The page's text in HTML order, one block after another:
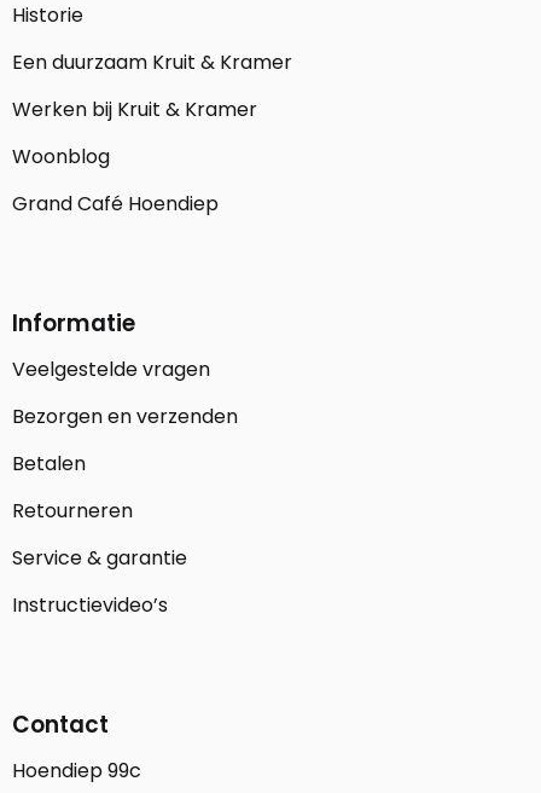
Historie
Een duurzaam Kruit & Kramer
Werken bij Kruit & Kramer
Woonblog
Grand Café Hoendiep
Informatie
Veelgestelde vragen
Bezorgen en verzenden
Betalen
Retourneren
Service & garantie
Instructievideo’s
Contact
Hoendiep 99c